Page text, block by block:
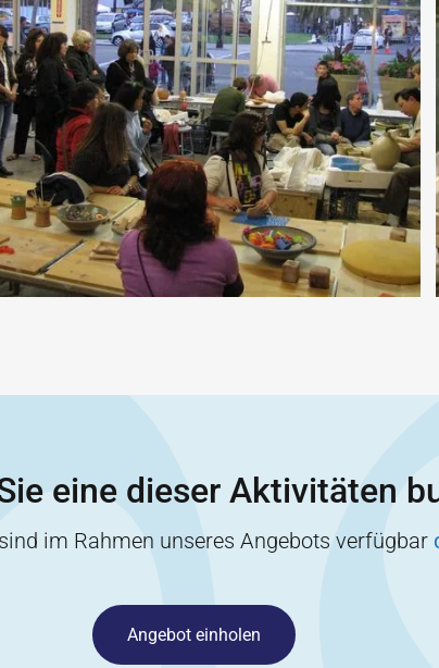
eine dieser Aktivitäten
im Rahmen unseres Angebots verfügbar
Angebot einholen